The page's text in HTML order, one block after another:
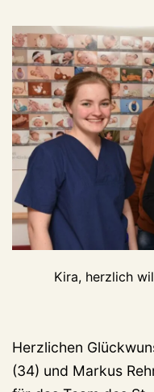
Kira, herzlich
Herzlichen
(34) und Markus